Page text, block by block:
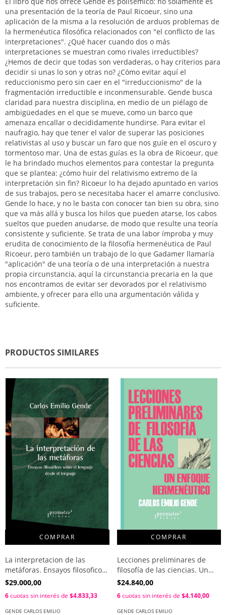
una presentación de la teoría de Paul Ricoeur, sino una
aplicación de la misma a la resolución de arduos problemas de
la hermenéutica filosófica relacionados con "el conflicto de las
interpretaciones". ¿Qué hacer cuando dos o más
interpretaciones se muestran como rivales irreductibles?
¿Hemos de decir que todas son verdaderas, o hay criterios para
decidir si unas lo son y otras no? ¿Cómo evitar aquí el
reduccionismo pero sin caer en el "irreduccionismo" de la
fragmentación irreductible e inconmensurable. Gende busca
claridad para nuestra disciplina, en medio de un piélago de
ambigüedades en el que se mueve, como un barco que
amenaza encallar o decididamente hundirse. Para evitar el
naufragio, hay que tener el valor de superar las posiciones
relativistas al uso y buscar un faro que nos guíe en el oscuro y
tormentoso mar. Una de estas guías es la obra de Ricoeur, que
le ha brindado muchos elementos para contestar la pregunta
que se plantea: ¿cómo huir del relativismo extremo de la
interpretación sin fin? Ricoeur lo ha dejado apuntado en varios
de sus trabajos, pero se necesitaba hacer el amarre conclusivo.
Gende lo hace, y no le basta con conocer tan bien su obra, sino
que va más allá y busca los hilos que pueden atarse, los cabos
sueltos que pueden anudarse, de modo que resulte una teoría
consistente y suficiente. Se trata de una labor ímproba y muy
erudita de conocimiento de la filosofía hermenéutica de Paul
Ricoeur, pero también un trabajo de lo que Gadamer llamaría
"aplicación" de una teoría o de una interpretación a nuestra
propia circunstancia, aquí la circunstancia precaria en la que
nos encontramos de evitar ser devorados por el relativismo
ambiente, y ofrecer para ello una argumentación válida y
suficiente.
PRODUCTOS SIMILARES
La interpretacion de las
metáforas. Ensayos filosoficos
del lenguaje desde el lenguaje
$29.000,00
6cuotas sin interés de $4.833,33
GENDE CARLOS EMILIO
Lecciones preliminares de
filosofía de las ciencias. Un
enfoque hermenéutico /
$24.840,00
6cuotas sin interés de $4.140,00
GENDE CARLOS EMILIO